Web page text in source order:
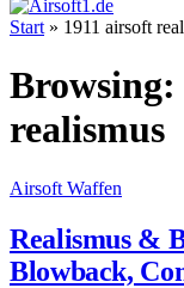
Start » 1911 airsoft
Browsing:
realismus
Airsoft Waffen
Realismus &
Blowback,